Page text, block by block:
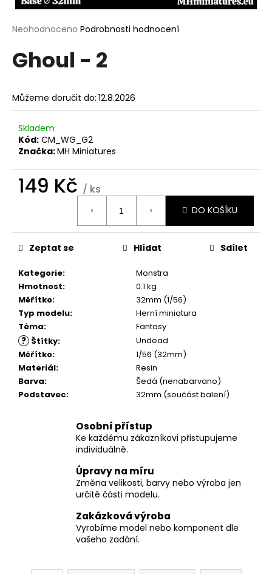
Průměrné
produktu
je
5
hvězdiček.
Neohodnoceno Podrobnosti hodnocení
Ghoul - 2
Můžeme doručit do: 12.8.2026
Skladem
Kód: CM_WG_G2
Značka:MH Miniatures
149 Kč / ks
DO KOŠÍKU
Kategorie:
Monstra
Hmotnost:
0.1 kg
Měřítko:
32mm (1/56)
Typ modelu:
Herní miniatura
Téma: Fantasy
? Štítky:
Undead
Měřítko:
1/56 (32mm)
Materiál:
Resin
Barva:
Šedá (nenabarvano)
Podstavec: 32mm (součást balení)
Zeptat se Hlídat Sdílet
Osobní přístup
Ke každému zákazníkovi přistupujeme
individuálně.
Úpravy na míru
Změna velikosti, barvy nebo výroba jen
určitě části modelu.
Zakázková výroba
Vyrobíme model nebo komponent dle
vašeho zadání.
a
j
t
o
č
u
e
m
e